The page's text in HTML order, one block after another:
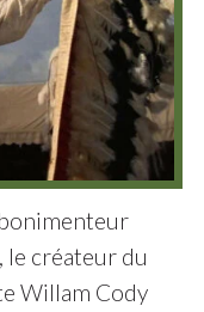
le créateur du
Willam Cody